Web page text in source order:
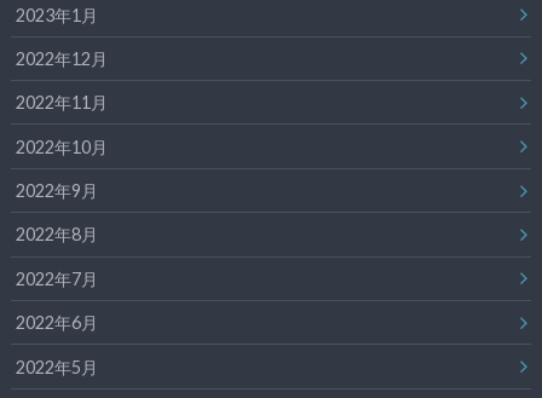
2023年1月
2022年12月
2022年11月
2022年10月
2022年9月
2022年8月
2022年7月
2022年6月
2022年5月